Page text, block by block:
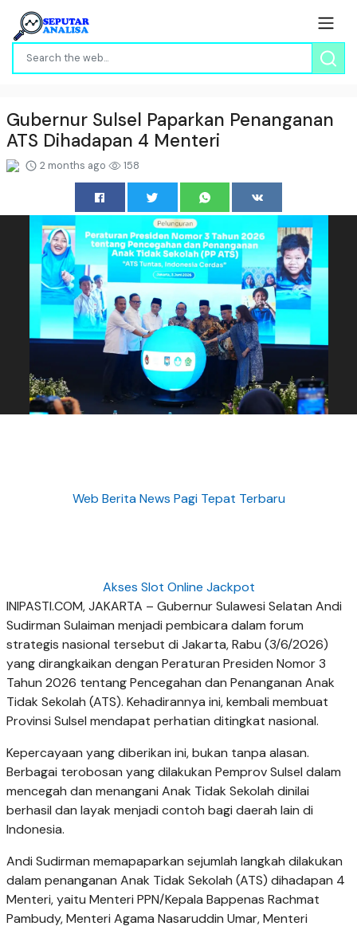
Gubernur Sulsel Paparkan Penanganan
ATS Dihadapan 4 Menteri
2 months ago 158
Web Berita News Pagi Tepat Terbaru
Akses Slot Online Jackpot
INIPASTI.COM, JAKARTA – Gubernur Sulawesi Selatan Andi
Sudirman Sulaiman menjadi pembicara dalam forum
strategis nasional tersebut di Jakarta, Rabu (3/6/2026)
yang dirangkaikan dengan Peraturan Presiden Nomor 3
Tahun 2026 tentang Pencegahan dan Penanganan Anak
Tidak Sekolah (ATS). Kehadirannya ini, kembali membuat
Provinsi Sulsel mendapat perhatian ditingkat nasional.
Kepercayaan yang diberikan ini, bukan tanpa alasan.
Berbagai terobosan yang dilakukan Pemprov Sulsel dalam
mencegah dan menangani Anak Tidak Sekolah dinilai
berhasil dan layak menjadi contoh bagi daerah lain di
Indonesia.
Andi Sudirman memapaparkan sejumlah langkah dilakukan
dalam penanganan Anak Tidak Sekolah (ATS) dihadapan 4
Menteri, yaitu Menteri PPN/Kepala Bappenas Rachmat
Pambudy, Menteri Agama Nasaruddin Umar, Menteri